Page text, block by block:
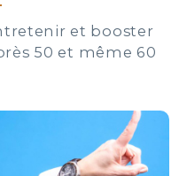
et booster
50 et même 60